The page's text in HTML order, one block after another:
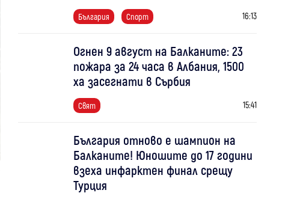
България Спорт 16:13
Огнен 9 август на Балканите: 23
пожара за 24 часа в Албания, 1500
ха засегнати в Сърбия
Свят 15:41
България отново е шампион на
Балканите! Юношите до 17 години
взеха инфарктен финал срещу
Турция